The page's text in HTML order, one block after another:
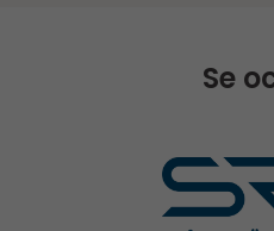
Se